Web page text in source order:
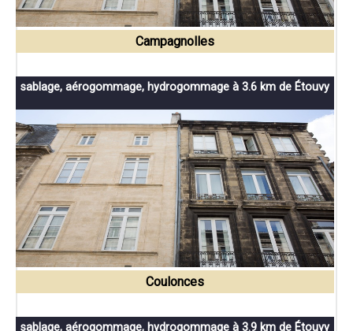
Campagnolles
sablage, aérogommage, hydrogommage à 3.6 km de Étouvy
Coulonces
sablage, aérogommage, hydrogommage à 3.9 km de Étouvy